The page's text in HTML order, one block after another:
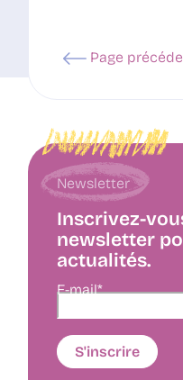
Page
Newsletter
Inscrivez-
newsletter
actualités.
E-mail*